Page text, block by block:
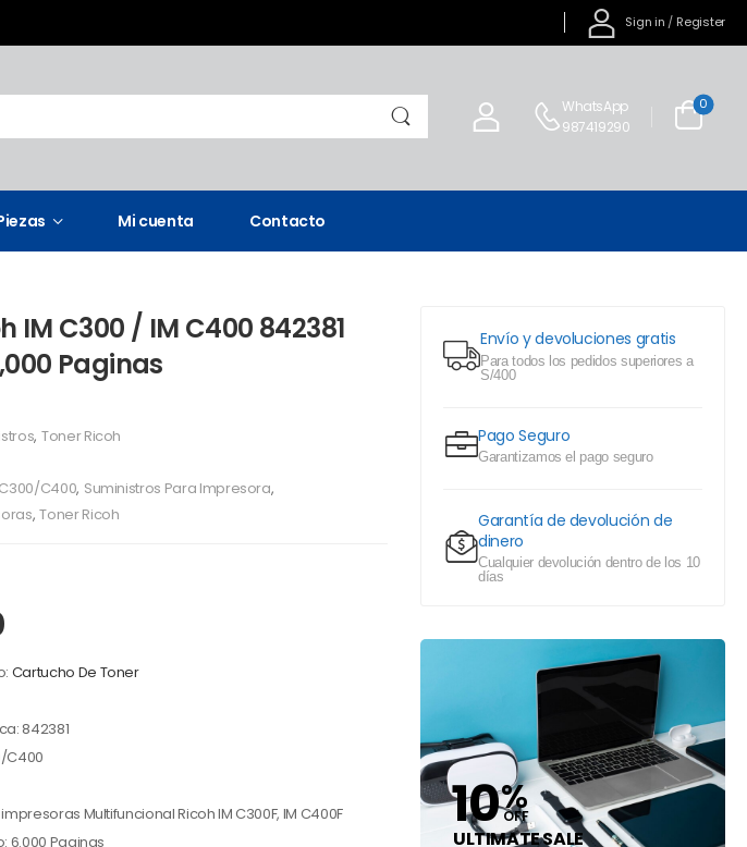
Sign in / Register
WhatsApp
987419290
0
Mi cuenta Contacto
Envío y devoluciones gratis
Para todos los pedidos superiores a
S/400
Pago Seguro
Garantizamos el pago seguro
Garantía de devolución de
dinero
Cualquier devolución dentro de los 10
días
10%
OFF
ULTIMATE SALE
IM C300 / IM C400 842381
Paginas
, Toner Ricoh
C400, Suministros Para Impresora,
, Toner Ricoh
Cartucho De Toner
842381
C400
Multifuncional Ricoh IM C300F, IM C400F
6.000 Paginas